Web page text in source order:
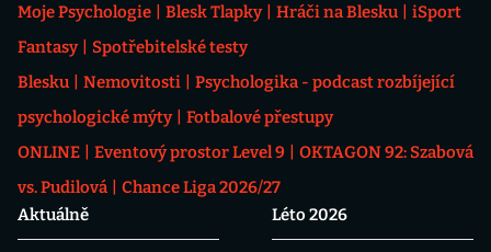
Moje Psychologie Blesk Tlapky Hráči na Blesku
iSport
Fantasy
Spotřebitelské testy
Blesku
Nemovitosti
Psychologika - podcast rozbíjející
psychologické mýty
Fotbalové přestupy
ONLINE
Eventový prostor Level 9
OKTAGON 92: Szabová
vs. Pudilová
Chance Liga 2026/27
Aktuálně
Léto 2026